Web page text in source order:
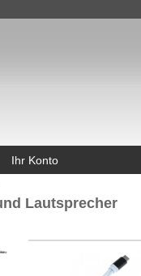
Ihr Konto
Lautsprecher